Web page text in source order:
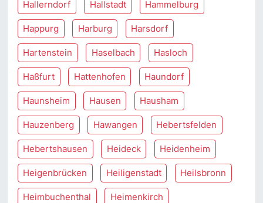
Hallerndorf Hallstadt Hammelburg
Happurg Harburg Harsdorf
Hartenstein Haselbach Hasloch
Haßfurt Hattenhofen Haundorf
Haunsheim Hausen Hausham
Hauzenberg Hawangen Hebertsfelden
Hebertshausen Heideck Heidenheim
Heigenbrücken Heiligenstadt Heilsbronn
Heimbuchenthal Heimenkirch